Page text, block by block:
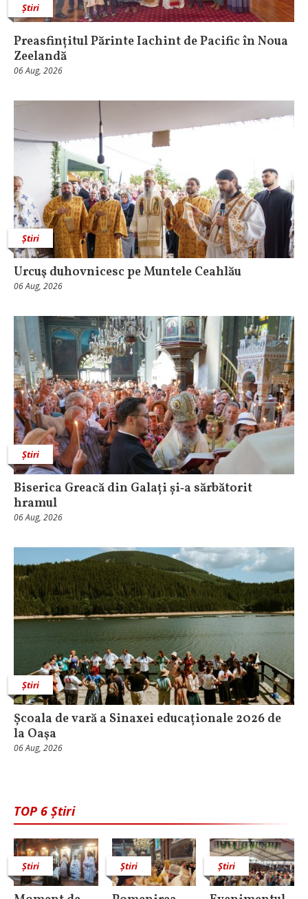
Știri
Preasfințitul Părinte Iachint de Pacific în Noua
Zeelandă
06 Aug, 2026
Știri
Urcuş duhovnicesc pe Muntele Ceahlău
06 Aug, 2026
Știri
Biserica Greacă din Galați și‑a sărbătorit
hramul
06 Aug, 2026
Știri
Școala de vară a Sinaxei educaționale 2026 de
la Oaşa
06 Aug, 2026
TOP 6 Știri
Știri Știri Știri